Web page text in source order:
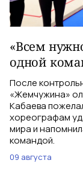
«Всем
одной
После
«Жемчужина»
Кабаева
хореографам
мира и
командой.
09 августа